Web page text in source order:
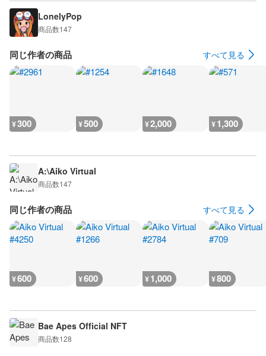
LonelyPop
商品数147
同じ作者の商品 すべて見る
¥300 ¥500 ¥2,000 ¥1,300
A:\Aiko Virtual
商品数147
同じ作者の商品 すべて見る
¥600 ¥600 ¥1,000 ¥800
Bae Apes Official NFT
商品数128